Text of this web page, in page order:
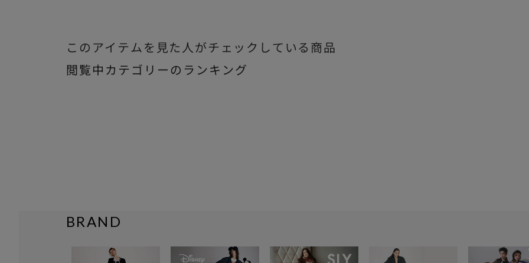
このアイテムを見た人がチェックしている商品
閲覧中カテゴリーのランキング
BRAND